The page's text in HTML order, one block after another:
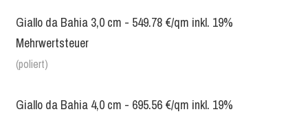
Giallo da Bahia 3,0 cm - 549.78 €/qm inkl. 19%
Mehrwertsteuer
(poliert)
Giallo da Bahia 4,0 cm - 695.56 €/qm inkl. 19%